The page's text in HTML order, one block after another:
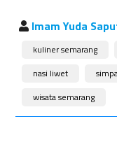
Imam Yuda
kuliner semarang
nasi liwet
wisata semarang